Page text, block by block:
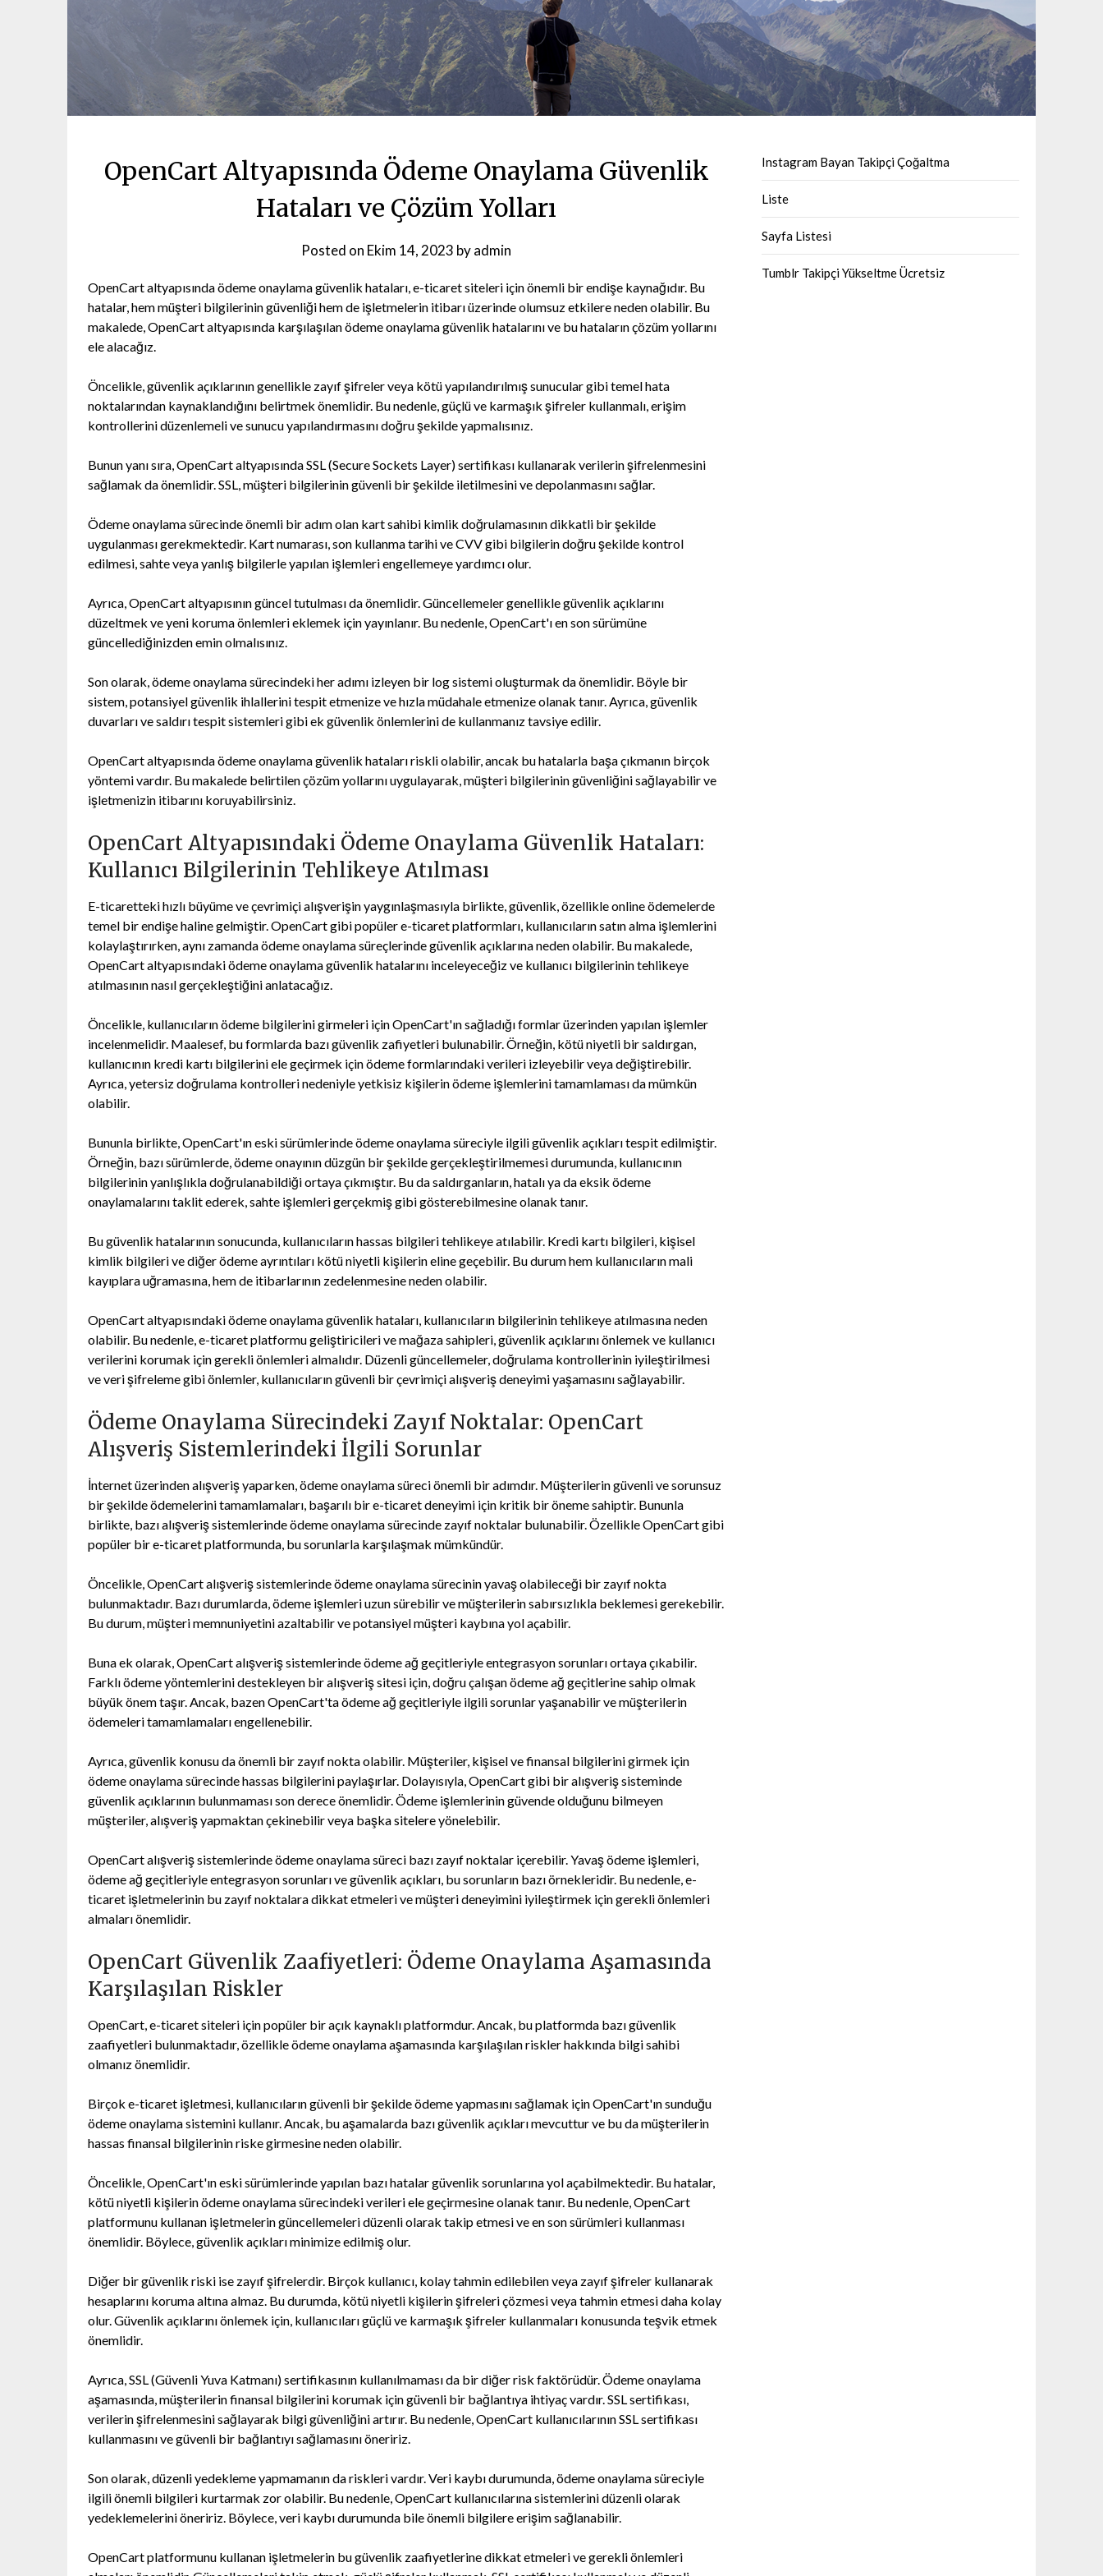
OpenCart Altyapısında Ödeme Onaylama Güvenlik
Hataları ve Çözüm Yolları
Posted on Ekim 14, 2023 byadmin
OpenCart altyapısında ödeme onaylama güvenlik hataları, e-ticaret siteleri için önemli bir endişe kaynağıdır. Bu
hatalar, hem müşteri bilgilerinin güvenliği hem de işletmelerin itibarı üzerinde olumsuz etkilere neden olabilir. Bu
makalede, OpenCart altyapısında karşılaşılan ödeme onaylama güvenlik hatalarını ve bu hataların çözüm yollarını
ele alacağız.
Öncelikle, güvenlik açıklarının genellikle zayıf şifreler veya kötü yapılandırılmış sunucular gibi temel hata
noktalarından kaynaklandığını belirtmek önemlidir. Bu nedenle, güçlü ve karmaşık şifreler kullanmalı, erişim
kontrollerini düzenlemeli ve sunucu yapılandırmasını doğru şekilde yapmalısınız.
Bunun yanı sıra, OpenCart altyapısında SSL (Secure Sockets Layer) sertifikası kullanarak verilerin şifrelenmesini
sağlamak da önemlidir. SSL, müşteri bilgilerinin güvenli bir şekilde iletilmesini ve depolanmasını sağlar.
Ödeme onaylama sürecinde önemli bir adım olan kart sahibi kimlik doğrulamasının dikkatli bir şekilde
uygulanması gerekmektedir. Kart numarası, son kullanma tarihi ve CVV gibi bilgilerin doğru şekilde kontrol
edilmesi, sahte veya yanlış bilgilerle yapılan işlemleri engellemeye yardımcı olur.
Ayrıca, OpenCart altyapısının güncel tutulması da önemlidir. Güncellemeler genellikle güvenlik açıklarını
düzeltmek ve yeni koruma önlemleri eklemek için yayınlanır. Bu nedenle, OpenCart'ı en son sürümüne
güncellediğinizden emin olmalısınız.
Son olarak, ödeme onaylama sürecindeki her adımı izleyen bir log sistemi oluşturmak da önemlidir. Böyle bir
sistem, potansiyel güvenlik ihlallerini tespit etmenize ve hızla müdahale etmenize olanak tanır. Ayrıca, güvenlik
duvarları ve saldırı tespit sistemleri gibi ek güvenlik önlemlerini de kullanmanız tavsiye edilir.
OpenCart altyapısında ödeme onaylama güvenlik hataları riskli olabilir, ancak bu hatalarla başa çıkmanın birçok
yöntemi vardır. Bu makalede belirtilen çözüm yollarını uygulayarak, müşteri bilgilerinin güvenliğini sağlayabilir ve
işletmenizin itibarını koruyabilirsiniz.
OpenCart Altyapısındaki Ödeme Onaylama Güvenlik Hataları:
Kullanıcı Bilgilerinin Tehlikeye Atılması
E-ticaretteki hızlı büyüme ve çevrimiçi alışverişin yaygınlaşmasıyla birlikte, güvenlik, özellikle online ödemelerde
temel bir endişe haline gelmiştir. OpenCart gibi popüler e-ticaret platformları, kullanıcıların satın alma işlemlerini
kolaylaştırırken, aynı zamanda ödeme onaylama süreçlerinde güvenlik açıklarına neden olabilir. Bu makalede,
OpenCart altyapısındaki ödeme onaylama güvenlik hatalarını inceleyeceğiz ve kullanıcı bilgilerinin tehlikeye
atılmasının nasıl gerçekleştiğini anlatacağız.
Öncelikle, kullanıcıların ödeme bilgilerini girmeleri için OpenCart'ın sağladığı formlar üzerinden yapılan işlemler
incelenmelidir. Maalesef, bu formlarda bazı güvenlik zafiyetleri bulunabilir. Örneğin, kötü niyetli bir saldırgan,
kullanıcının kredi kartı bilgilerini ele geçirmek için ödeme formlarındaki verileri izleyebilir veya değiştirebilir.
Ayrıca, yetersiz doğrulama kontrolleri nedeniyle yetkisiz kişilerin ödeme işlemlerini tamamlaması da mümkün
olabilir.
Bununla birlikte, OpenCart'ın eski sürümlerinde ödeme onaylama süreciyle ilgili güvenlik açıkları tespit edilmiştir.
Örneğin, bazı sürümlerde, ödeme onayının düzgün bir şekilde gerçekleştirilmemesi durumunda, kullanıcının
bilgilerinin yanlışlıkla doğrulanabildiği ortaya çıkmıştır. Bu da saldırganların, hatalı ya da eksik ödeme
onaylamalarını taklit ederek, sahte işlemleri gerçekmiş gibi gösterebilmesine olanak tanır.
Bu güvenlik hatalarının sonucunda, kullanıcıların hassas bilgileri tehlikeye atılabilir. Kredi kartı bilgileri, kişisel
kimlik bilgileri ve diğer ödeme ayrıntıları kötü niyetli kişilerin eline geçebilir. Bu durum hem kullanıcıların mali
kayıplara uğramasına, hem de itibarlarının zedelenmesine neden olabilir.
OpenCart altyapısındaki ödeme onaylama güvenlik hataları, kullanıcıların bilgilerinin tehlikeye atılmasına neden
olabilir. Bu nedenle, e-ticaret platformu geliştiricileri ve mağaza sahipleri, güvenlik açıklarını önlemek ve kullanıcı
verilerini korumak için gerekli önlemleri almalıdır. Düzenli güncellemeler, doğrulama kontrollerinin iyileştirilmesi
ve veri şifreleme gibi önlemler, kullanıcıların güvenli bir çevrimiçi alışveriş deneyimi yaşamasını sağlayabilir.
Ödeme Onaylama Sürecindeki Zayıf Noktalar: OpenCart
Alışveriş Sistemlerindeki İlgili Sorunlar
İnternet üzerinden alışveriş yaparken, ödeme onaylama süreci önemli bir adımdır. Müşterilerin güvenli ve sorunsuz
bir şekilde ödemelerini tamamlamaları, başarılı bir e-ticaret deneyimi için kritik bir öneme sahiptir. Bununla
birlikte, bazı alışveriş sistemlerinde ödeme onaylama sürecinde zayıf noktalar bulunabilir. Özellikle OpenCart gibi
popüler bir e-ticaret platformunda, bu sorunlarla karşılaşmak mümkündür.
Öncelikle, OpenCart alışveriş sistemlerinde ödeme onaylama sürecinin yavaş olabileceği bir zayıf nokta
bulunmaktadır. Bazı durumlarda, ödeme işlemleri uzun sürebilir ve müşterilerin sabırsızlıkla beklemesi gerekebilir.
Bu durum, müşteri memnuniyetini azaltabilir ve potansiyel müşteri kaybına yol açabilir.
Buna ek olarak, OpenCart alışveriş sistemlerinde ödeme ağ geçitleriyle entegrasyon sorunları ortaya çıkabilir.
Farklı ödeme yöntemlerini destekleyen bir alışveriş sitesi için, doğru çalışan ödeme ağ geçitlerine sahip olmak
büyük önem taşır. Ancak, bazen OpenCart'ta ödeme ağ geçitleriyle ilgili sorunlar yaşanabilir ve müşterilerin
ödemeleri tamamlamaları engellenebilir.
Ayrıca, güvenlik konusu da önemli bir zayıf nokta olabilir. Müşteriler, kişisel ve finansal bilgilerini girmek için
ödeme onaylama sürecinde hassas bilgilerini paylaşırlar. Dolayısıyla, OpenCart gibi bir alışveriş sisteminde
güvenlik açıklarının bulunmaması son derece önemlidir. Ödeme işlemlerinin güvende olduğunu bilmeyen
müşteriler, alışveriş yapmaktan çekinebilir veya başka sitelere yönelebilir.
OpenCart alışveriş sistemlerinde ödeme onaylama süreci bazı zayıf noktalar içerebilir. Yavaş ödeme işlemleri,
ödeme ağ geçitleriyle entegrasyon sorunları ve güvenlik açıkları, bu sorunların bazı örnekleridir. Bu nedenle, e-
ticaret işletmelerinin bu zayıf noktalara dikkat etmeleri ve müşteri deneyimini iyileştirmek için gerekli önlemleri
almaları önemlidir.
OpenCart Güvenlik Zaafiyetleri: Ödeme Onaylama Aşamasında
Karşılaşılan Riskler
OpenCart, e-ticaret siteleri için popüler bir açık kaynaklı platformdur. Ancak, bu platformda bazı güvenlik
zaafiyetleri bulunmaktadır, özellikle ödeme onaylama aşamasında karşılaşılan riskler hakkında bilgi sahibi
olmanız önemlidir.
Birçok e-ticaret işletmesi, kullanıcıların güvenli bir şekilde ödeme yapmasını sağlamak için OpenCart'ın sunduğu
ödeme onaylama sistemini kullanır. Ancak, bu aşamalarda bazı güvenlik açıkları mevcuttur ve bu da müşterilerin
hassas finansal bilgilerinin riske girmesine neden olabilir.
Öncelikle, OpenCart'ın eski sürümlerinde yapılan bazı hatalar güvenlik sorunlarına yol açabilmektedir. Bu hatalar,
kötü niyetli kişilerin ödeme onaylama sürecindeki verileri ele geçirmesine olanak tanır. Bu nedenle, OpenCart
platformunu kullanan işletmelerin güncellemeleri düzenli olarak takip etmesi ve en son sürümleri kullanması
önemlidir. Böylece, güvenlik açıkları minimize edilmiş olur.
Diğer bir güvenlik riski ise zayıf şifrelerdir. Birçok kullanıcı, kolay tahmin edilebilen veya zayıf şifreler kullanarak
hesaplarını koruma altına almaz. Bu durumda, kötü niyetli kişilerin şifreleri çözmesi veya tahmin etmesi daha kolay
olur. Güvenlik açıklarını önlemek için, kullanıcıları güçlü ve karmaşık şifreler kullanmaları konusunda teşvik etmek
önemlidir.
Ayrıca, SSL (Güvenli Yuva Katmanı) sertifikasının kullanılmaması da bir diğer risk faktörüdür. Ödeme onaylama
aşamasında, müşterilerin finansal bilgilerini korumak için güvenli bir bağlantıya ihtiyaç vardır. SSL sertifikası,
verilerin şifrelenmesini sağlayarak bilgi güvenliğini artırır. Bu nedenle, OpenCart kullanıcılarının SSL sertifikası
kullanmasını ve güvenli bir bağlantıyı sağlamasını öneririz.
Son olarak, düzenli yedekleme yapmamanın da riskleri vardır. Veri kaybı durumunda, ödeme onaylama süreciyle
ilgili önemli bilgileri kurtarmak zor olabilir. Bu nedenle, OpenCart kullanıcılarına sistemlerini düzenli olarak
yedeklemelerini öneririz. Böylece, veri kaybı durumunda bile önemli bilgilere erişim sağlanabilir.
OpenCart platformunu kullanan işletmelerin bu güvenlik zaafiyetlerine dikkat etmeleri ve gerekli önlemleri
Instagram Bayan Takipçi Çoğaltma
Liste
Sayfa Listesi
Tumblr Takipçi Yükseltme Ücretsiz